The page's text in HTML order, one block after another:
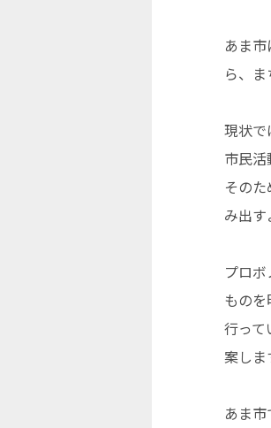
あま
ら、ま
現状で
市民活
その
み出す
プロ
もの
行って
案しま
あま